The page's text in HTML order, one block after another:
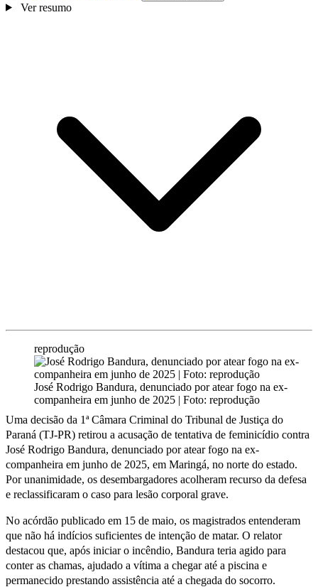
Ver resumo
reprodução
José Rodrigo Bandura, denunciado por atear fogo na ex-
companheira em junho de 2025 | Foto: reprodução
Uma decisão da 1ª Câmara Criminal do Tribunal de Justiça do
Paraná (TJ-PR) retirou a acusação de tentativa de feminicídio contra
José Rodrigo Bandura, denunciado por atear fogo na ex-
companheira em junho de 2025, em Maringá, no norte do estado.
Por unanimidade, os desembargadores acolheram recurso da defesa
e reclassificaram o caso para lesão corporal grave.
No acórdão publicado em 15 de maio, os magistrados entenderam
que não há indícios suficientes de intenção de matar. O relator
destacou que, após iniciar o incêndio, Bandura teria agido para
conter as chamas, ajudado a vítima a chegar até a piscina e
permanecido prestando assistência até a chegada do socorro.